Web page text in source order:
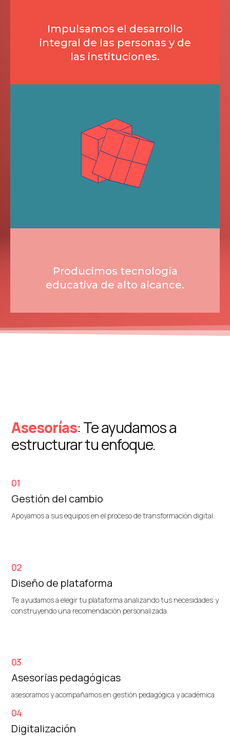
Impulsamos el desarrollo
integral de las personas y de
las instituciones.
Producimos tecnología
educativa de alto alcance.
Asesorías: Te ayudamos a
estructurar tu enfoque.
01
Gestión del cambio
Apoyamos a sus equipos en el proceso de transformación digital.
02
Diseño de plataforma
Te ayudamos a elegir tu plataforma analizando tus necesidades y
construyendo una recomendación personalizada.
03
Asesorías pedagógicas
asesoramos y acompañamos en gestión pedagógica y académica.
04
Digitalización